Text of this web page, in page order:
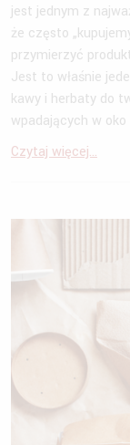
jest jednym z
że często
przymierzyć
Jest to właśnie
kawy i herbaty do
wpadających w oko
Czytaj więcej...